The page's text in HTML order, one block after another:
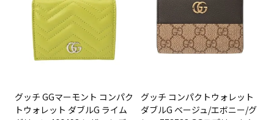
グッチ GGマーモント コンパク
トウォレット ダブルG ライム
グッチ コンパクトウォレット
ダブルG ベージュ/エボニー/グ